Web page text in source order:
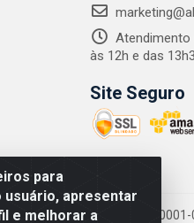
para
usuário, apresentar
e melhorar a
Atendimento
às 12h e das
Site Seguro
LTDA - CNPJ: 10.894.768/